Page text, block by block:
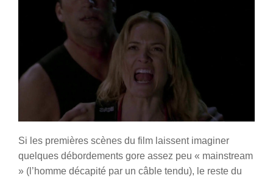
Si les premières scènes du film laissent imaginer
quelques débordements gore assez peu « mainstream
» (l’homme décapité par un câble tendu), le reste du